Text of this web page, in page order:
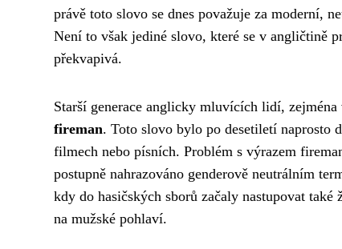
právě toto slovo se dnes považuje za moderní,
Není to však jediné slovo, které se v angličtině
překvapivá.
Starší generace anglicky mluvících lidí,
fireman. Toto slovo bylo po desetiletí naprosto
filmech nebo písních. Problém s výrazem
postupně nahrazováno genderově neutrálním
kdy do hasičských sborů začaly nastupovat
na mužské pohlaví.